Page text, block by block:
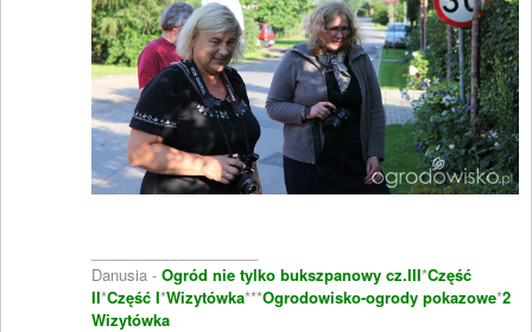
Danusia - Ogród nie tylko bukszpanowy cz.III*Część
II*Część I*Wizytówka***Ogrodowisko-ogrody pokazowe*2
Wizytówka